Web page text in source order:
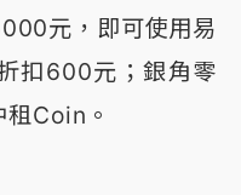
元，即可使用易
扣600元；銀角零
Coin。